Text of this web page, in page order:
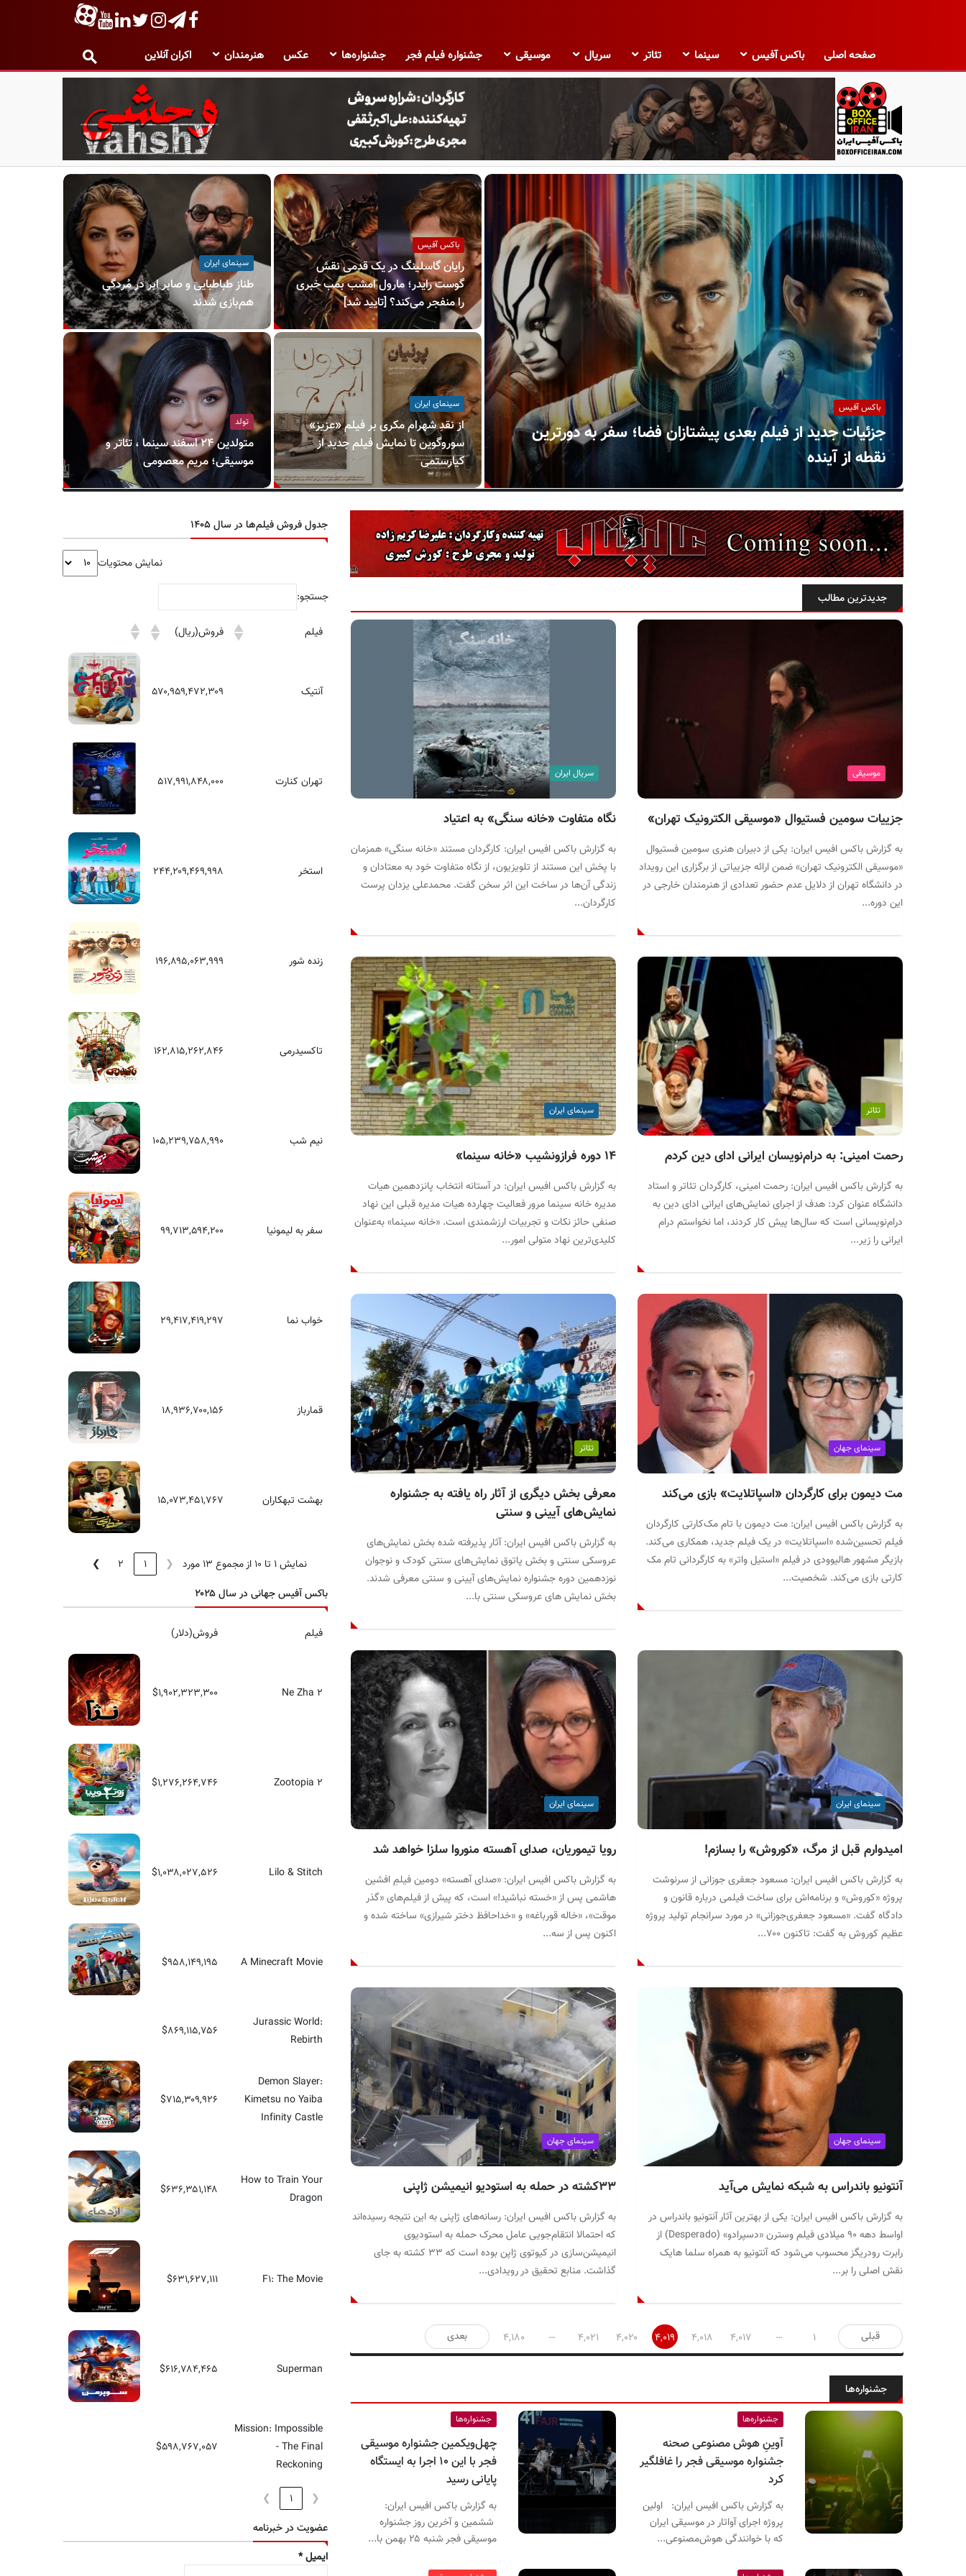
صفحه اصلی باکس آفیس سینما تئاتر سریال موسیقی جشنواره فیلم فجر جشنواره‌ها عکس هنرمندان اکران آنلاین
ب
ا
ن
باکس آفیس
جزئیات جدید از فیلم بعدی پیشتازان فضا؛ سفر به دورترین
نقطه از آینده
باکس آفیس
رایان گاسلینگ در یک قدمی نقش
گوست رایدر؛ مارول امشب بمب خبری
را منفجر می‌کند؟ [تایید شد]
سینمای ایران
طناز طباطبایی و صابر ابر در مُردگی
هم‌بازی شدند
سینمای ایران
از نقدِ شهرام مکری بر فیلم «عزیز»
سوروگوین تا نمایش فیلم جدید از
کیارستمی
تولد
متولدین ۲۴ اسفند سینما ، تئاتر و
موسیقی؛ مریم معصومی
جدیدترین مطالب
موسیقی
جزییات سومین فستیوال «موسیقی الکترونیک تهران»
به گزارش باکس افیس ایران: یکی از دبیران هنری سومین فستیوال
«موسیقی الکترونیک تهران» ضمن ارائه جزییاتی از برگزاری این رویداد
در دانشگاه تهران از دلایل عدم حضور تعدادی از هنرمندان خارجی در
این دوره...
سریال ایران
نگاه متفاوت «خانه سنگی» به اعتیاد
به گزارش باکس افیس ایران: کارگردان مستند «خانه سنگی» همزمان
با پخش این مستند از تلویزیون، از نگاه متفاوت خود به معتادان و
زندگی آن‌ها در ساخت این اثر سخن گفت. محمدعلی یزدان پرست
کارگردان...
تئاتر
رحمت امینی: به درام‌نویسان ایرانی ادای دین کردم
به گزارش باکس افیس ایران: رحمت امینی، کارگردان تئاتر و استاد
دانشگاه عنوان کرد: هدف از اجرای نمایش‌های ایرانی ادای دین به
درام‌نویسانی است که سال‌ها پیش کار کردند، اما نخواستم درام
ایرانی را زیر...
سینمای ایران
۱۴ دوره فرازونشیب «خانه سینما»
به گزارش باکس افیس ایران: در آستانه انتخاب پانزدهمین هیات
مدیره خانه سینما مرور فعالیت چهارده هیات مدیره قبلی این نهاد
صنفی حائز نکات و تجربیات ارزشمندی است. «خانه سینما» به‌عنوان
کلیدی‌ترین نهاد متولی امور...
سینمای جهان
مت دیمون برای کارگردان «اسپاتلایت» بازی می‌کند
به گزارش باکس افیس ایران: مت دیمون با تام مک‌کارتی کارگردان
فیلم تحسین‌شده «اسپاتلایت» در یک فیلم جدید، همکاری می‌کند.
بازیگر مشهور هالیوودی در فیلم «استیل واتر» به کارگردانی تام مک
کارتی بازی می‌کند. شخصیت...
تئاتر
معرفی بخش دیگری از آثار راه یافته به جشنواره
نمایش‌های آیینی و سنتی
به گزارش باکس افیس ایران: آثار پذیرفته شده بخش نمایش‌های
عروسکی سنتی و بخش پاتوق نمایش‌های سنتی کودک و نوجوان
نوزدهمین دوره جشنواره نمایش‌های آیینی و سنتی معرفی شدند.
بخش نمایش‌ های عروسکی سنتی با...
سینمای ایران
امیدوارم قبل از مرگ، «کوروش» را بسازم!
به گزارش باکس افیس ایران: مسعود جعفری جوزانی از سرنوشت
پروژه «کوروش» و برنامه‌اش برای ساخت فیلمی درباره قانون و
دادگاه گفت. «مسعود جعفری‌جوزانی» در مورد سرانجام تولید پروژه
عظیم کوروش به گفت: تاکنون ۷۰۰...
سینمای ایران
رویا تیموریان، صدای آهسته منوروا سلزا خواهد شد
به گزارش باکس افیس ایران: «صدای آهسته» دومین فیلمِ افشین
هاشمی پس از «خسته نباشید!» است، که پیش از فیلم‌های «گذر
موقت»، «خاله قورباغه» و «خداحافظ دختر شیرازی» ساخته شده و
اکنون پس از سه...
سینمای جهان
آنتونیو باندراس به شبکه نمایش می‌آید
به گزارش باکس افیس ایران: یکی از بهترین آثار آنتونیو باندراس در
اواسط دهه ۹۰ میلادی فیلم وسترن «دسپرادو» (Desperado) از
رابرت رودریگز محسوب می‌شود که آنتونیو به همراه سلما هایک
نقش اصلی را بر...
سینمای جهان
۳۳کشته در حمله به استودیو انیمیشن‌ ژاپنی
به گزارش باکس افیس ایران: رسانه‌های ژاپنی به این نتیجه رسیده‌اند
که احتمالا انتقام‌جویی عامل محرک حمله به استودیوی
انیمیشن‌سازی در کیوتوی ژاپن بوده است که ۳۳ کشته به جای
گذاشت. منابع تحقیق در رویدادی...
صفحه‌بندی
نوشته‌ها
قبلی ۱ … ۴,۰۱۷ ۴,۰۱۸ ۴,۰۱۹ ۴,۰۲۰ ۴,۰۲۱ … ۴,۱۸۰ بعدی
جشنواره‌ها
جشنواره‌ها
آوینِ هوش مصنوعی صحنه
جشنواره موسیقی فجر را غافلگیر
کرد
به گزارش باکس افیس ایران: اولین
پروژه اجرای آواتار در موسیقی ایران
که با خوانندگی هوش‌مصنوعی...
جشنواره‌ها
چهل‌و‌یکمین جشنواره موسیقی
فجر با این ۱۰ اجرا به ایستگاه
پایانی رسید
به گزارش باکس افیس ایران:
ششمین و آخرین روز جشنواره
موسیقی فجر شنبه ۲۵ بهمن با...
جدول فروش فیلم‌ها در سال ۱۴۰۵
نمایش محتویات
جستجو:
فیلم فروش(ریال)
آنتیک ۵۷۰,۹۵۹,۴۷۲,۳۰۹
تهران کنارت ۵۱۷,۹۹۱,۸۴۸,۰۰۰
استخر ۲۴۴,۲۰۹,۴۶۹,۹۹۸
زنده شور ۱۹۶,۸۹۵,۰۶۳,۹۹۹
تاکسیدرمی ۱۶۲,۸۱۵,۲۶۲,۸۴۶
نیم شب ۱۰۵,۲۳۹,۷۵۸,۹۹۰
سفر به لیمونیا ۹۹,۷۱۳,۵۹۴,۲۰۰
خواب نما ۲۹,۴۱۷,۴۱۹,۲۹۷
قمارباز ۱۸,۹۳۶,۷۰۰,۱۵۶
بهشت تبهکاران ۱۵,۰۷۳,۴۵۱,۷۶۷
نمایش 1 تا 10 از مجموع 13 مورد ❮
1
2
❯
باکس آفیس جهانی در سال ۲۰۲۵
فیلم فروش(دلار)
Ne Zha 2 $۱,۹۰۲,۳۲۳,۳۰۰
Zootopia 2 $۱,۲۷۶,۲۶۴,۷۴۶
Lilo & Stitch $۱,۰۳۸,۰۲۷,۵۲۶
A Minecraft Movie $۹۵۸,۱۴۹,۱۹۵
Jurassic World:
Rebirth
$۸۶۹,۱۱۵,۷۵۶
Demon Slayer:
Kimetsu no Yaiba
Infinity Castle
$۷۱۵,۳۰۹,۹۲۶
How to Train Your
Dragon
$۶۳۶,۳۵۱,۱۴۸
F1: The Movie $۶۳۱,۶۲۷,۱۱۱
Superman $۶۱۶,۷۸۴,۴۶۵
Mission: Impossible
- The Final
Reckoning
$۵۹۸,۷۶۷,۰۵۷
❮
1
❯
عضویت در خبرنامه
ایمیل*